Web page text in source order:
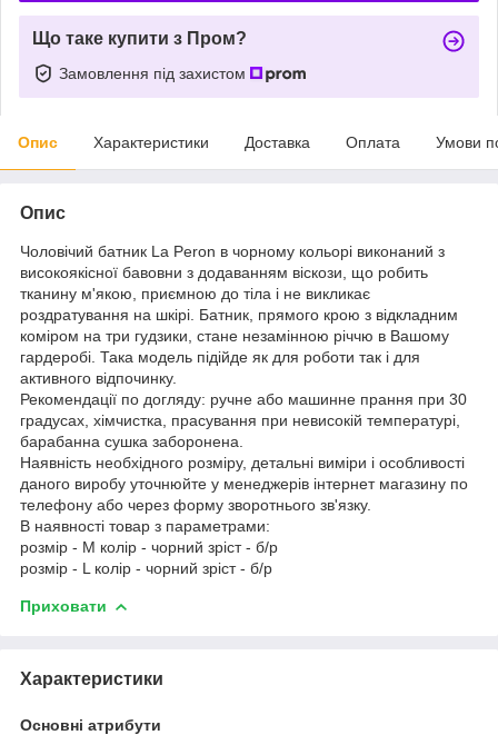
Що таке купити з Пром?
Замовлення під захистом
Опис Характеристики Доставка Оплата Умови
Опис
Чоловічий батник La Peron в чорному кольорі виконаний з
високоякісної бавовни з додаванням віскози, що робить
тканину м'якою, приємною до тіла і не викликає
роздратування на шкірі. Батник, прямого крою з відкладним
коміром на три гудзики, стане незамінною річчю в Вашому
гардеробі. Така модель підійде як для роботи так і для
активного відпочинку.
Рекомендації по догляду: ручне або машинне прання при 30
градусах, хімчистка, прасування при невисокій температурі,
барабанна сушка заборонена.
Наявність необхідного розміру, детальні виміри і особливості
даного виробу уточнюйте у менеджерів інтернет магазину по
телефону або через форму зворотнього зв'язку.
В наявності товар з параметрами:
розмір - M колір - чорний зріст - б/р
розмір - L колір - чорний зріст - б/р
Приховати
Характеристики
Основні атрибути